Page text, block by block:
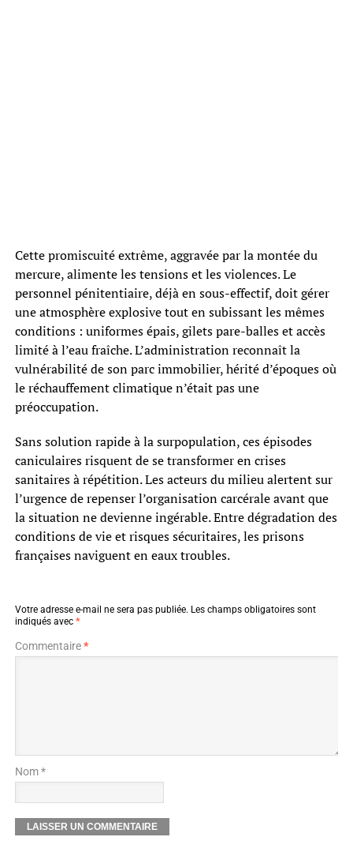
Cette promiscuité extrême, aggravée par la montée du
mercure, alimente les tensions et les violences. Le
personnel pénitentiaire, déjà en sous-effectif, doit gérer
une atmosphère explosive tout en subissant les mêmes
conditions : uniformes épais, gilets pare-balles et accès
limité à l’eau fraîche. L’administration reconnaît la
vulnérabilité de son parc immobilier, hérité d’époques où
le réchauffement climatique n’était pas une
préoccupation.
Sans solution rapide à la surpopulation, ces épisodes
caniculaires risquent de se transformer en crises
sanitaires à répétition. Les acteurs du milieu alertent sur
l’urgence de repenser l’organisation carcérale avant que
la situation ne devienne ingérable. Entre dégradation des
conditions de vie et risques sécuritaires, les prisons
françaises naviguent en eaux troubles.
Votre adresse e-mail ne sera pas publiée. Les champs obligatoires sont
indiqués avec *
Commentaire*
Nom *